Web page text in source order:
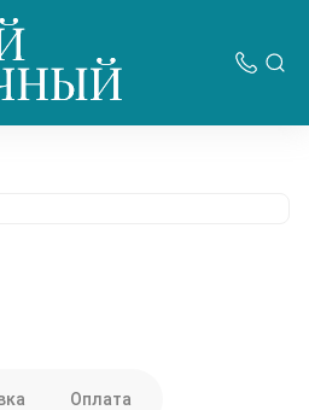
Оплата